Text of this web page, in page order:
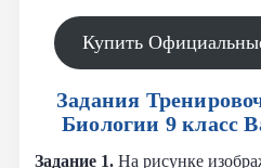
Купить
Задания
Биологии 9 класс
Задание 1. На рисунке